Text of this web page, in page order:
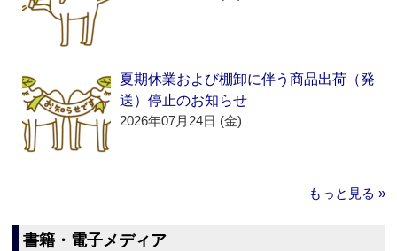
夏期休業および棚卸に伴う商品出荷（発
送）停止のお知らせ
2026年07月24日 (金)
もっと見る »
書籍・電子メディア